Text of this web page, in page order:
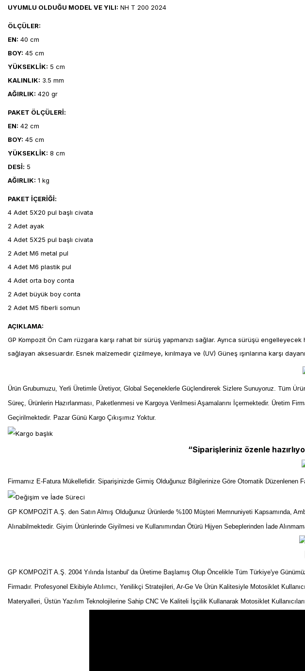
UYUMLU OLDUĞU MODEL VE YILI: NH T 200 2024
ÖLÇÜLER:
EN: 40 cm
BOY: 45 cm
YÜKSEKLİK: 5 cm
KALINLIK: 3.5 mm
AĞIRLIK: 420 gr
PAKET ÖLÇÜLERİ:
EN: 42 cm
BOY: 45 cm
YÜKSEKLİK: 8 cm
DESİ: 5
AĞIRLIK: 1 kg
PAKET İÇERİĞİ:
4 Adet 5X20 pul başlı civata
2 Adet ayak
4 Adet 5X25 pul başlı civata
2 Adet M6 metal pul
4 Adet M6 plastik pul
4 Adet orta boy conta
2 Adet büyük boy conta
2 Adet M5 fiberli somun
AÇIKLAMA:
GP Kompozit Ön Cam rüzgara karşı rahat bir sürüş yapmanızı sağlar. Ayrıca sürüşü
sağlayan aksesuardır. Esnek malzemedir çizilmeye, kırılmaya ve (UV) Güneş ışınlarına karşı
Ürün Grubumuzu, Yerli Üretimle Üretiyor, Global Seçeneklerle Güçlendirerek Sizlere Sunuyoruz. Tüm
Süreç, Ürünlerin Hazırlanması, Paketlenmesi ve Kargoya Verilmesi Aşamalarını İçermektedir. Üretim
Geçirilmektedir. Pazar Günü Kargo Çıkışımız Yoktur.
“Siparişleriniz özenle
Firmamız E-Fatura Mükellefidir. Siparişinizde Girmiş Olduğunuz Bilgilerinize Göre Otomatik Düzenlenen
GP KOMPOZİT A.Ş. den Satın Almış Olduğunuz Ürünlerde %100 Müşteri Memnuniyeti Kapsamında,
Alınabilmektedir. Giyim Ürünlerinde Giyilmesi ve Kullanımından Ötürü Hijyen Sebeplerinden İade
GP KOMPOZİT A.Ş. 2004 Yılında İstanbul' da Üretime Başlamış Olup Öncelikle Tüm Türkiye'ye
Firmadır. Profesyonel Ekibiyle Atılımcı, Yenilikçi Stratejileri, Ar-Ge Ve Ürün Kalitesiyle Motosiklet
Materyalleri, Üstün Yazılım Teknolojilerine Sahip CNC Ve Kaliteli İşçilik Kullanarak Motosiklet